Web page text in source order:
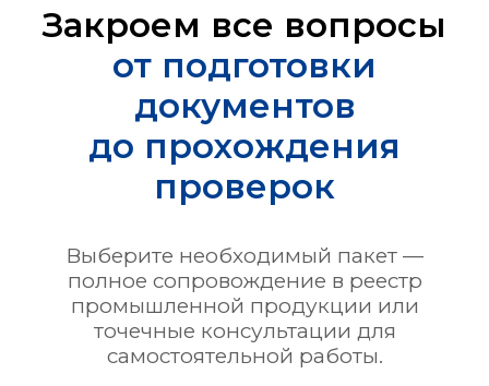
Закроем все вопросы
от подготовки
документов
до прохождения
проверок
Выберите необходимый пакет —
полное сопровождение в реестр
промышленной продукции или
точечные консультации для
самостоятельной работы.